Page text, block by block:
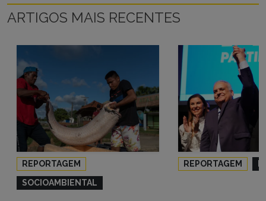
ARTIGOS MAIS RECENTES
REPORTAGEM
SOCIOAMBIENTAL
REPORTAGEM